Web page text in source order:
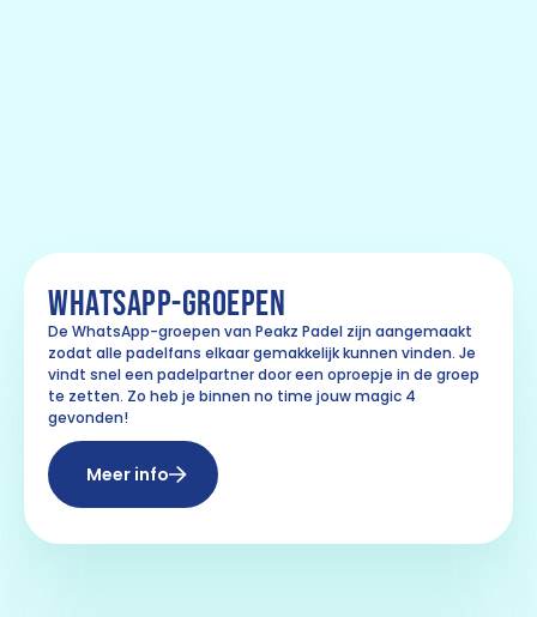
WHATSAPP-GROEPEN
De WhatsApp-groepen van Peakz Padel zijn aangemaakt
zodat alle padelfans elkaar gemakkelijk kunnen vinden. Je
vindt snel een padelpartner door een oproepje in de groep
te zetten. Zo heb je binnen no time jouw magic 4
gevonden!
Meer info